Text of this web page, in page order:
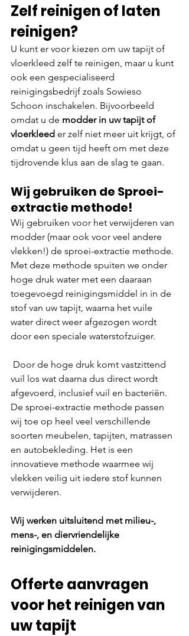
Zelf reinigen of laten
reinigen?
U kunt er voor kiezen om uw tapijt of
vloerkleed zelf te reinigen, maar u kunt
ook een gespecialiseerd
reinigingsbedrijf zoals Sowieso
Schoon inschakelen. Bijvoorbeeld
omdat u de modder in uw tapijt of
vloerkleed er zelf niet meer uit krijgt, of
omdat u geen tijd heeft om met deze
tijdrovende klus aan de slag te gaan.
Wij gebruiken de Sproei-
extractie methode!
Wij gebruiken voor het verwijderen van
modder (maar ook voor veel andere
vlekken!) de sproei-extractie methode.
Met deze methode spuiten we onder
hoge druk water met een daaraan
toegevoegd reinigingsmiddel in in de
stof van uw tapijt, waarna het vuile
water direct weer afgezogen wordt
door een speciale waterstofzuiger.
vuil los wat daarna dus direct wordt
afgevoerd, inclusief vuil en bacteriën.
De sproei-extractie methode passen
wij toe op heel veel verschillende
soorten meubelen, tapijten, matrassen
en autobekleding. Het is een
innovatieve methode waarmee wij
vlekken veilig uit iedere stof kunnen
verwijderen.
Wij werken uitsluitend met milieu-,
mens-, en diervriendelijke
reinigingsmiddelen.
Offerte aanvragen
voor het reinigen van
uw tapijt